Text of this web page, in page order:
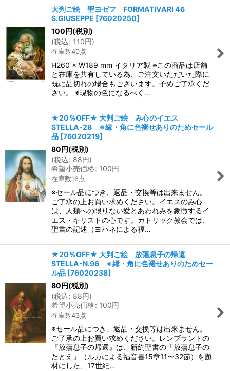
大判ご絵 聖ヨゼフ FORMATIVARI 46
S.GIUSEPPE [76020250]
100円(税別)
(税込: 110円)
在庫数40点
H260 × W189 mm イタリア製 ※この商品は店舗
と在庫を共有している為、ご注文いただいた際に
既に品切れの場合もございます。予めご了承くだ
さい。 ※現物の色になるべく…
★20％OFF★ 大判ご絵 み心のイエス
STELLA-28 ※縁・角に色褪せありのためセール
品 [76020219]
80円(税別)
(税込: 88円)
希望小売価格: 100円
在庫数16点
※セール品につき、返品・交換等は出来ません。
ご了承の上お買い求めください。イエスのみ心
は、人類への限りない愛とあわれみを象徴するイ
エス・キリストの心です。カトリック教会では、
聖書の記述（ヨハネによる福…
★20％OFF★ 大判ご絵 放蕩息子の帰還
STELLA-N.96 ※縁・角に色褪せありのためセー
ル品 [76020238]
80円(税別)
(税込: 88円)
希望小売価格: 100円
在庫数43点
※セール品につき、返品・交換等は出来ません。
ご了承の上お買い求めください。レンブラントの
『放蕩息子の帰還』は、新約聖書の「放蕩息子の
たとえ」（ルカによる福音書15章11〜32節）を題
材にした、17世紀…